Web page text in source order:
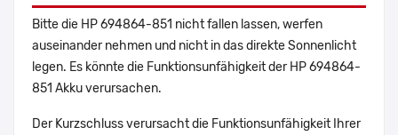
Bitte die HP 694864-851 nicht fallen lassen, werfen
auseinander nehmen und nicht in das direkte Sonnenlicht
legen. Es könnte die Funktionsunfähigkeit der HP 694864-
851 Akku verursachen.
Der Kurzschluss verursacht die Funktionsunfähigkeit Ihrer